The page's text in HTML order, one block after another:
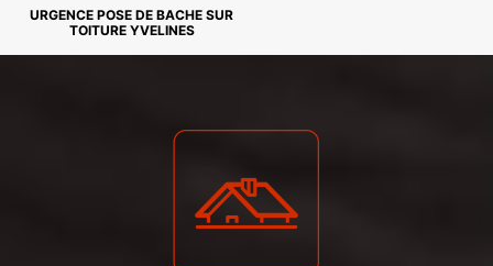
URGENCE POSE DE BACHE SUR
TOITURE YVELINES